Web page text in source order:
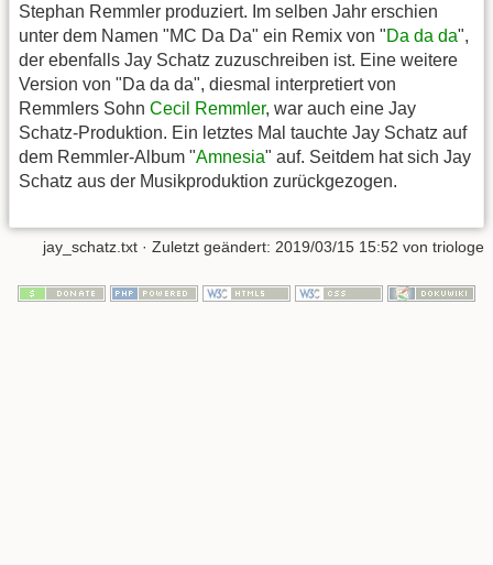
Stephan Remmler produziert. Im selben Jahr erschien
unter dem Namen "MC Da Da" ein Remix von "Da da da",
der ebenfalls Jay Schatz zuzuschreiben ist. Eine weitere
Version von "Da da da", diesmal interpretiert von
Remmlers Sohn Cecil Remmler, war auch eine Jay
Schatz-Produktion. Ein letztes Mal tauchte Jay Schatz auf
dem Remmler-Album "Amnesia" auf. Seitdem hat sich Jay
Schatz aus der Musikproduktion zurückgezogen.
jay_schatz.txt · Zuletzt geändert: 2019/03/15 15:52 von triologe